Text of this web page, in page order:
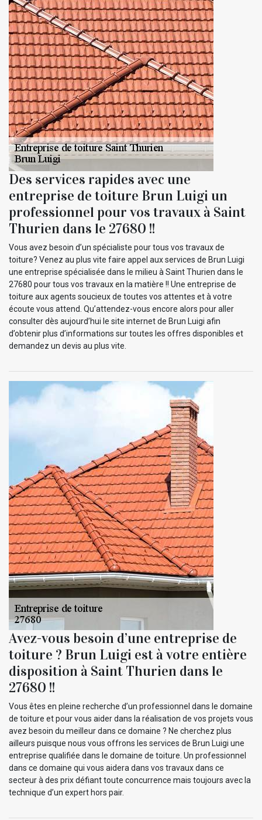
Des services rapides avec une
entreprise de toiture Brun Luigi un
professionnel pour vos travaux à Saint
Thurien dans le 27680 !!
Vous avez besoin d’un spécialiste pour tous vos travaux de
toiture? Venez au plus vite faire appel aux services de Brun Luigi
une entreprise spécialisée dans le milieu à Saint Thurien dans le
27680 pour tous vos travaux en la matière !! Une entreprise de
toiture aux agents soucieux de toutes vos attentes et à votre
écoute vous attend. Qu’attendez-vous encore alors pour aller
consulter dès aujourd’hui le site internet de Brun Luigi afin
d’obtenir plus d’informations sur toutes les offres disponibles et
demandez un devis au plus vite.
Avez-vous besoin d’une entreprise de
toiture ? Brun Luigi est à votre entière
disposition à Saint Thurien dans le
27680 !!
Vous êtes en pleine recherche d’un professionnel dans le domaine
de toiture et pour vous aider dans la réalisation de vos projets vous
avez besoin du meilleur dans ce domaine ? Ne cherchez plus
ailleurs puisque nous vous offrons les services de Brun Luigi une
entreprise qualifiée dans le domaine de toiture. Un professionnel
dans ce domaine qui vous aidera dans vos travaux dans ce
secteur à des prix défiant toute concurrence mais toujours avec la
technique d’un expert hors pair.